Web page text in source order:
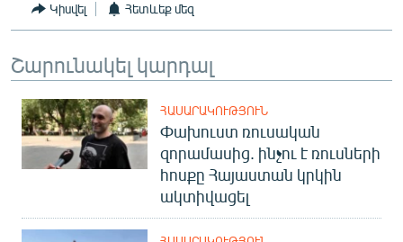
Русский
ՀԵՏԵՎԵՔ ՄԵԶ
«Ազատության» բոլոր կայքերը
Կիսվել Հետևեք մեզ
Շարունակել կարդալ
ՀԱՍԱՐԱԿՈՒԹՅՈՒՆ
Փախուստ ռուսական
զորամասից. ինչու է ռուսների
հոսքը Հայաստան կրկին
ակտիվացել